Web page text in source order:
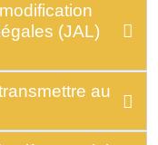
(JAL)
au